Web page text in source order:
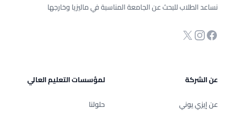
نساعد الطلاب للبحث عن الجامعة المناسبة في ماليزيا وخارجها
صفحة الفيسبوك
انستجرام
Twitter
عن الشركة
عن إيزي يوني
لمؤسسات التعليم العالي
حلولنا